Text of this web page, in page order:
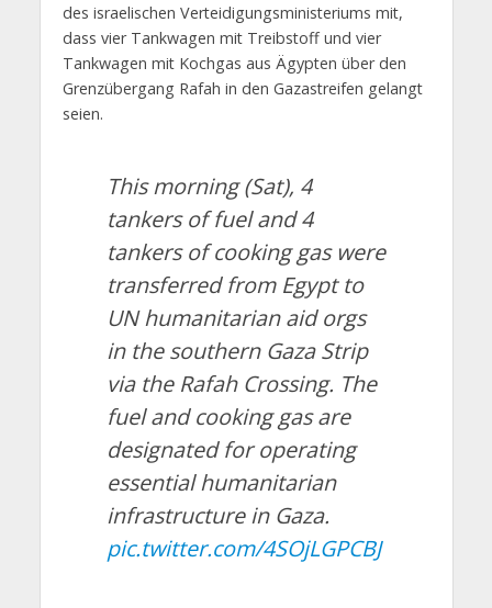
des israelischen Verteidigungsministeriums mit,
dass vier Tankwagen mit Treibstoff und vier
Tankwagen mit Kochgas aus Ägypten über den
Grenzübergang Rafah in den Gazastreifen gelangt
seien.
This morning (Sat), 4
tankers of fuel and 4
tankers of cooking gas were
transferred from Egypt to
UN humanitarian aid orgs
in the southern Gaza Strip
via the Rafah Crossing. The
fuel and cooking gas are
designated for operating
essential humanitarian
infrastructure in Gaza.
pic.twitter.com/4SOjLGPCBJ